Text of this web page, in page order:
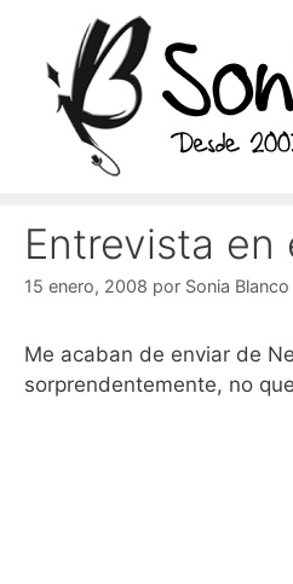
contenido
Entrevista en
15 enero, 2008 por Sonia Blanco
Me acaban de enviar de
sorprendentemente, no